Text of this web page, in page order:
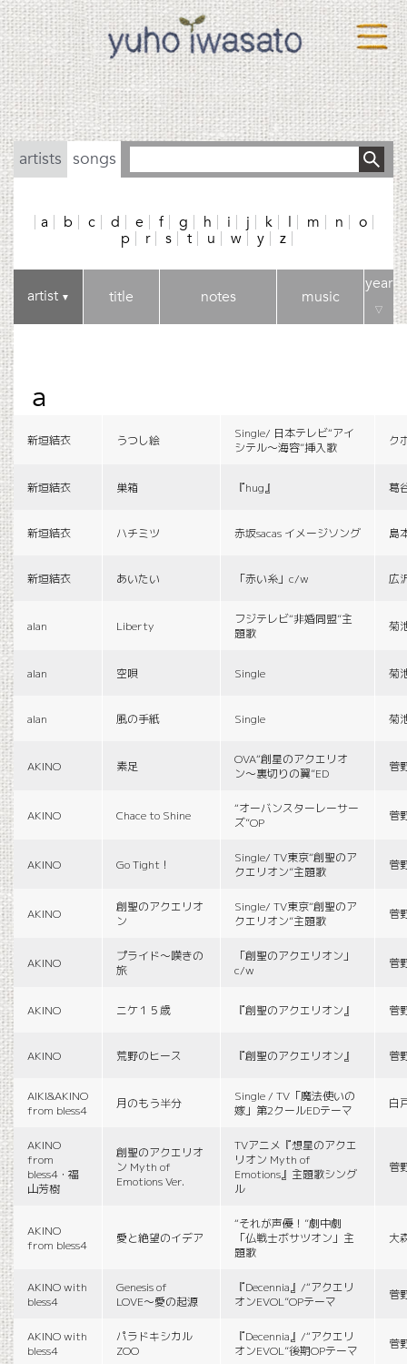
artists songs
a b c d e f g h i j k l m n
o
p
r s t u w y z
artist▼ title notes music
year
▽
a
新垣結衣 うつし絵
Single/ 日本テレビ“アイ
シテル〜海容”挿入歌
ク
新垣結衣 巣箱 『hug』 葛
新垣結衣 ハチミツ 赤坂sacas イメージソング 島
新垣結衣 あいたい 「赤い糸」c/w 広
alan Liberty
フジテレビ“非婚同盟”主
題歌
菊
alan 空唄 Single 菊
alan 風の手紙 Single 菊
AKINO 素足
OVA“創星のアクエリオ
ン〜裏切りの翼”ED
菅
AKINO Chace to Shine
“オーバンスターレーサー
ズ”OP
菅
AKINO Go Tight！
Single/ TV東京“創聖のア
クエリオン”主題歌
菅
AKINO
創聖のアクエリオ
ン
Single/ TV東京“創聖のア
クエリオン”主題歌
菅
AKINO
プライド〜嘆きの
旅
「創聖のアクエリオン」
c/w
菅
AKINO ニケ１５歳 『創聖のアクエリオン』 菅
AKINO 荒野のヒース 『創聖のアクエリオン』 菅
AIKI&AKINO
from bless4
月のもう半分
Single / TV「魔法使いの
嫁」第2クールEDテーマ
白
AKINO
from
bless4・福
山芳樹
創聖のアクエリオ
ン Myth of
Emotions Ver.
TVアニメ『想星のアクエ
リオン Myth of
Emotions』主題歌シング
ル
菅
AKINO
from bless4
愛と絶望のイデア
“それが声優！”劇中劇
「仏戦士ボサツオン」主
題歌
大
AKINO with
bless4
Genesis of
LOVE〜愛の起源
『Decennia』/“アクエリ
オンEVOL”OPテーマ
菅
AKINO with
bless4
パラドキシカル
ZOO
『Decennia』/“アクエリ
オンEVOL”後期OPテーマ
菅